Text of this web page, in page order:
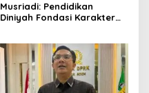
Musriadi: Pendidikan
Diniyah Fondasi Karakter